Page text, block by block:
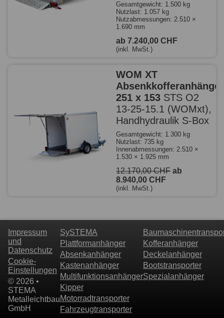
Gesamtgewicht: 1.500 kg
Nutzlast: 1.057 kg
Nutzabmessungen: 2.510 ×
1.690 mm
ab 7.240,00 CHF
(inkl. MwSt.)
WOM XT
Absenkkofferanhänger
251 x 153 STS O2
13-25-15.1 (WOMxt),
Handhydraulik S-Box
Gesamtgewicht: 1.300 kg
Nutzlast: 735 kg
Innenabmessungen: 2.510 ×
1.530 × 1.925 mm
12.170,00 CHF ab
8.940,00 CHF
(inkl. MwSt.)
Impressum
und
Datenschutz
Cookie-
Einstellungen
© 2026 •
STEMA
Metalleichtbau
GmbH
SySTEMA
Plattformanhänger
Absenkanhänger
Kastenanhänger
Multifunktionsanhänger
Kipper
Motorradtransporter
Fahrzeugtransporter
Kofferanhänger
Deckelanhänger
Bootstransporter
Spezialanhänger